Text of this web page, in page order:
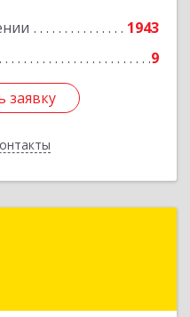
1943
9
заявку
заявку
г, Кудрявцева ул,